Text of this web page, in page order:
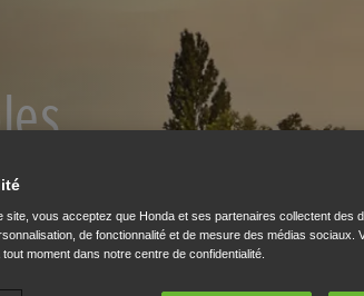
site, vous acceptez que Honda et ses partenaires collectent des
de fonctionnalité et de mesure des médias sociaux.
moment dans notre centre de confidentialité.